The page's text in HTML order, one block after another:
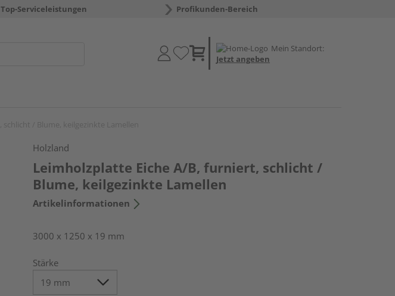
Top-Serviceleistungen Profikunden-Bereich
Mein Standort:
Jetzt angeben
Holzland
Leimholzplatte Eiche A/B, furniert, schlicht /
Blume, keilgezinkte Lamellen
Artikelinformationen
3000 x 1250 x 19 mm
Stärke